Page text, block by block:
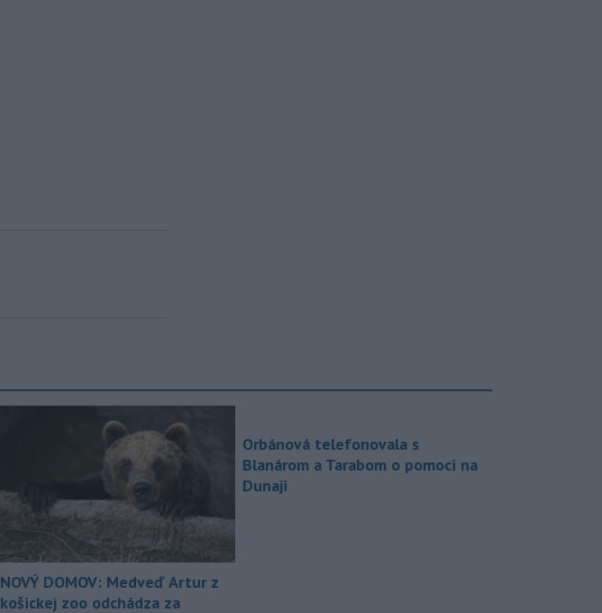
NOVÝ DOMOV: Medveď Artur z
košickej zoo odchádza za
Orbánová telefonovala s
Blanárom a Tarabom o pomoci na
Dunaji